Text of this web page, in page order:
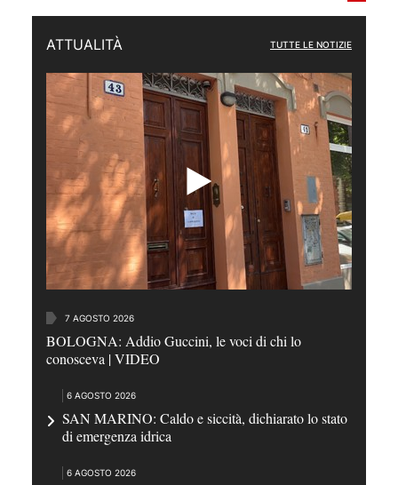
ATTUALITÀ TUTTE LE NOTIZIE
7 AGOSTO 2026
BOLOGNA: Addio Guccini, le voci di chi lo
conosceva | VIDEO
6 AGOSTO 2026
SAN MARINO: Caldo e siccità, dichiarato lo stato
di emergenza idrica
6 AGOSTO 2026